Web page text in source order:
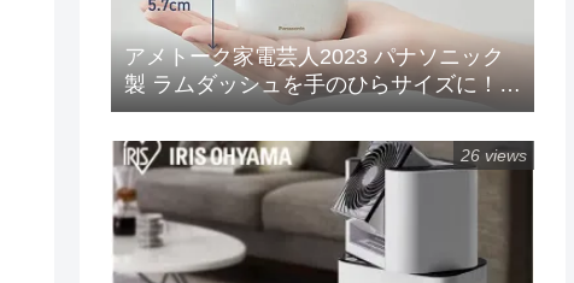
アメトーク家電芸人2023 パナソニック
製 ラムダッシュを手のひらサイズに！
ラムダッシュ パームイン5枚刃(ES-
PV3A-K)
26 views